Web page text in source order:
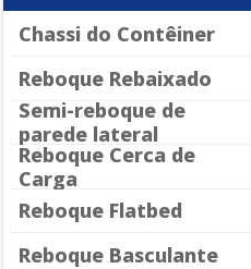
Chassi do Contêiner
Reboque Rebaixado
Semi-reboque de
parede lateral
Reboque Cerca de
Carga
Reboque Flatbed
Reboque Basculante